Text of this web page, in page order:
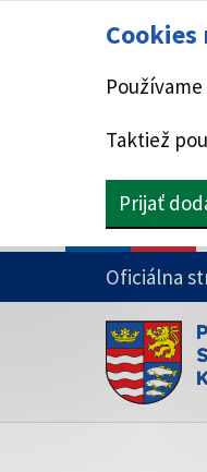
Cookies
Taktiež
Prijať
PRESKOČIŤ NA
Oficiálna
Doména
Toto je